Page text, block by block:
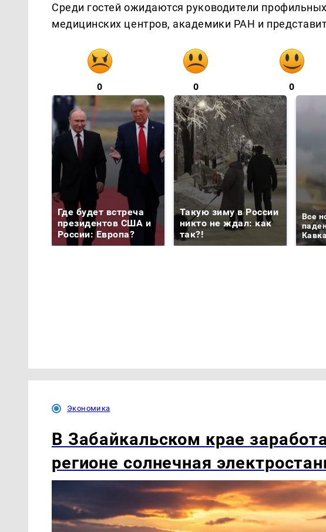
Среди гостей ожидаются руководители
медицинских центров, академики РАН и
0 0 0
Где будет встреча
президентов США и
России: Европа?
Такую зиму в России
никто не ждал: как
так?!
Все
Экономика
В Забайкальском крае
регионе солнечная